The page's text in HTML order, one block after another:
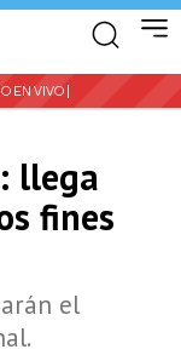
EN VIVO |
llega
fines
el